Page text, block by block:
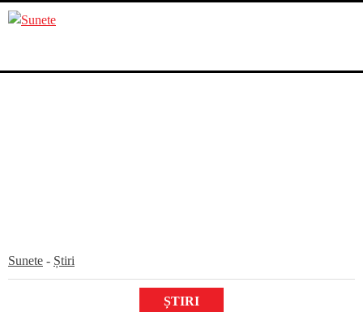
Sunete - Știri
ȘTIRI